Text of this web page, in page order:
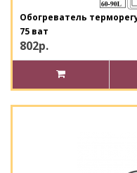
Обогреватель
75 ват
802р.